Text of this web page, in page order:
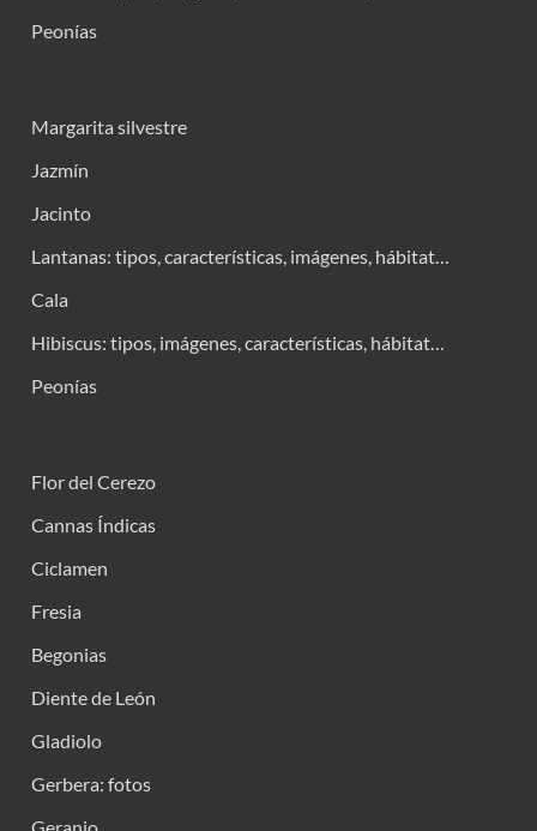
Peonías
Margarita silvestre
Jazmín
Jacinto
Lantanas: tipos, características, imágenes, hábitat…
Cala
Hibiscus: tipos, imágenes, características, hábitat…
Peonías
Flor del Cerezo
Cannas Índicas
Ciclamen
Fresia
Begonias
Diente de León
Gladiolo
Gerbera: fotos